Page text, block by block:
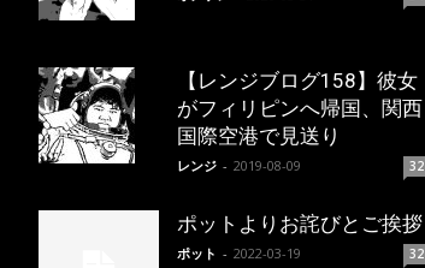
【レンジブログ158】彼女
がフィリピンへ帰国、関西
国際空港で見送り
レンジ - 2019-08-09 32
ポットよりお詫びとご挨拶
ポット - 2022-03-19 32